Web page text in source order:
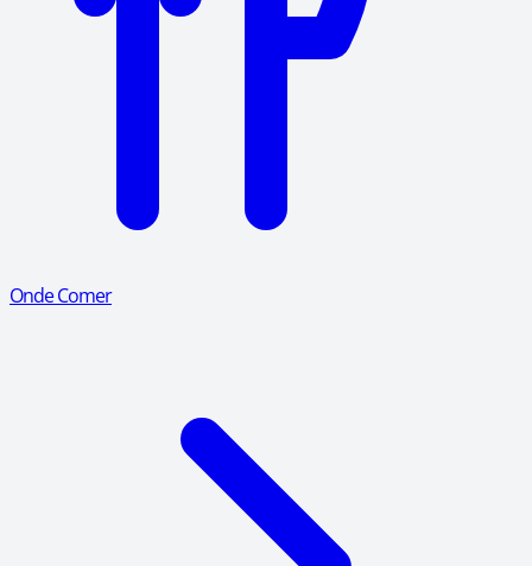
Onde Comer